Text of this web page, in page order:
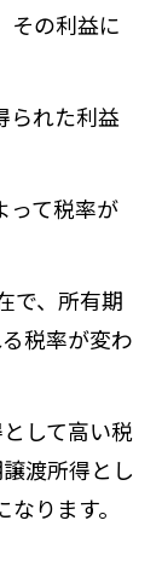
その利益に
られた利益
って税率が
で、所有期
税率が変わ
して高い税
渡所得とし
ります。